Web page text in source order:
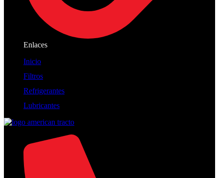
Enlaces
Inicio
Filtros
Refrigerantes
Lubricantes